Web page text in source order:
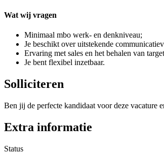
Wat wij vragen
Minimaal mbo werk- en denkniveau;
Je beschikt over uitstekende
Ervaring met sales en het behalen van
Je bent flexibel inzetbaar.
Solliciteren
Ben jij de perfecte kandidaat voor deze vacature
Extra informatie
Status